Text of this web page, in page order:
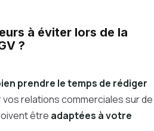
à éviter lors de la
?
prendre le temps de rédiger
relations commerciales sur de
être adaptées à votre